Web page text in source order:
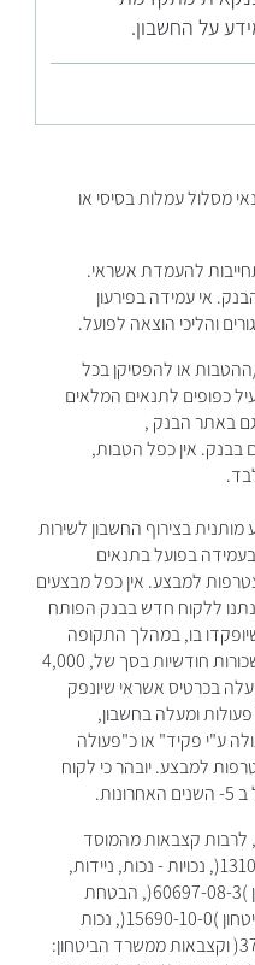
על החשבון.
מסלול עמלות בסיסי או
להעמדת אשראי.
אי עמידה בפירעון
והליכי הוצאה לפועל.
או להפסיקן בכל
כפופים לתנאים המלאים
גם באתר הבנק ,
בבנק. אין כפל הטבות,
בצירוף החשבון לשירות
בעמידה בפועל בתנאים
למבצע. אין כפל מבצעים
ללקוח חדש בבנק הפותח
בו, במהלך התקופה
הרלוונטית לגבי כל אחת ההטבות, משכורות חודשיות בסך של, 4,000
חודשי בסך 1,000 ₪ ומעלה בכרטיס אשראי שיונפק
באמצעות הבינלאומי. וגם ביצוע של 5 פעולות ומעלה בחשבון,
ע"י פקיד" או כ"פעולה
למבצע. יובהר כי לקוח
לרבות קצבאות מהמוסד
לביטוח לאומי: זקנה, שארים )13101-08-4(, נכויות - נכות, ניידות,
נפגעי עבודה, שיקום, סיעוד, אסירי ציון )60697-08-3(, הבטחת
הכנסה )13110-08-5(, איבה – מ. הביטחון )15690-10-0(, נכות
)14354-10-4(, פנסיה רוסיה )37249-2( וקצבאות ממשרד הביטחון: